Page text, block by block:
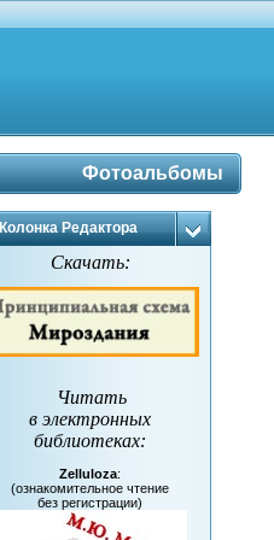
Фотоальбомы
Колонка Редактора
Скачать:
Читать
в электронных
библиотеках:
Zelluloza:
(ознакомительное чтение
без регистрации)